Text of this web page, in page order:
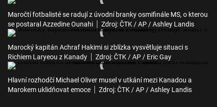
Maročtí fotbalisté se radují z úvodní branky osmifinále MS, o kterou
se postaral Azzedine Ounahi
Zdroj: ČTK / AP / Ashley Landis
Marocký kapitán Achraf Hakimi si zblízka vysvětluje situaci s
Richiem Laryeou z Kanady
Zdroj: ČTK / AP / Eric Gay
Hlavní rozhodčí Michael Oliver musel v utkání mezi Kanadou a
Marokem uklidňovat emoce
Zdroj: ČTK / AP / Ashley Landis